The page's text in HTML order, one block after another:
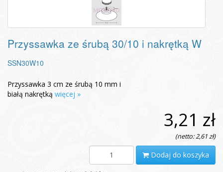
Przyssawka ze śrubą 30/10 i nakrętką W
SSN30W10
Przyssawka 3 cm ze śrubą 10 mm i
białą nakrętką więcej »
3,21 zł
(netto: 2,61 zł)
Dodaj do koszyka